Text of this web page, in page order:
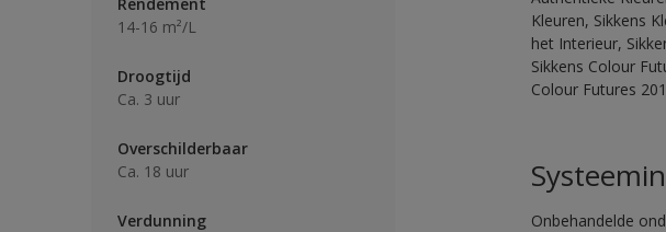
14-16 m²/L
Droogtijd
Ca. 3 uur
Overschilderbaar
Ca. 18 uur
Verdunning
Kleuren, Sikkens
het Interieur,
Sikkens Colour
Colour Futures
Onbehandelde